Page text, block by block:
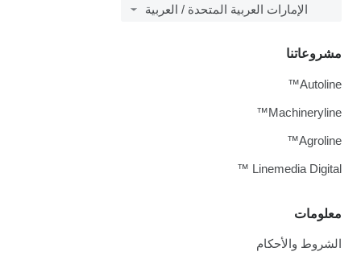
الإمارات العربية المتحدة / العربية
معلومات
الشروط والأحكام
مشروعاتنا
Autoline™
Machineryline™
Agroline™
Linemedia Digital ™